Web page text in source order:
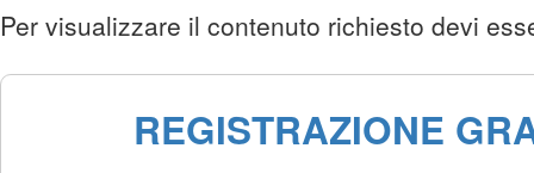
Per visualizzare il contenuto richiesto devi
REGISTRAZIONE